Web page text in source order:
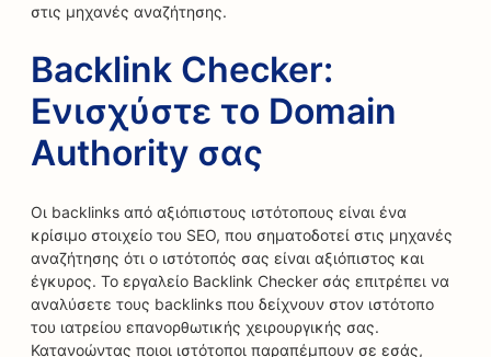
στις μηχανές αναζήτησης.
Backlink Checker:
Ενισχύστε το Domain
Authority σας
Οι backlinks από αξιόπιστους ιστότοπους είναι ένα
κρίσιμο στοιχείο του SEO, που σηματοδοτεί στις μηχανές
αναζήτησης ότι ο ιστότοπός σας είναι αξιόπιστος και
έγκυρος. Το εργαλείο Backlink Checker σάς επιτρέπει να
αναλύσετε τους backlinks που δείχνουν στον ιστότοπο
του ιατρείου επανορθωτικής χειρουργικής σας.
Κατανοώντας ποιοι ιστότοποι παραπέμπουν σε εσάς,